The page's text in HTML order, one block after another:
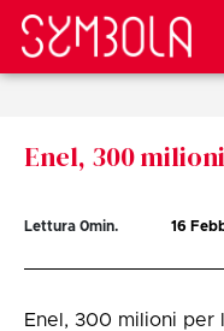
Enel, 300
Lettura 0min. 16
Enel, 300 milioni per